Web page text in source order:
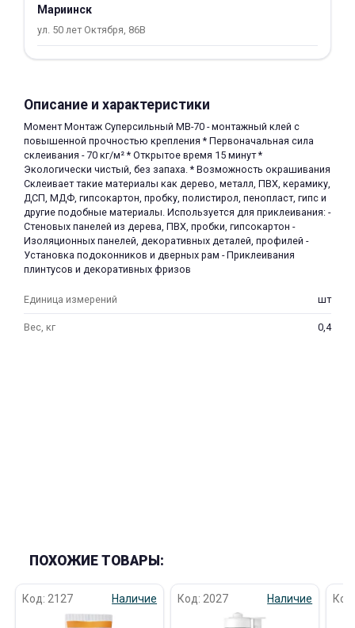
Мариинск
ул. 50 лет Октября, 86В
Описание и характеристики
Момент Монтаж Суперсильный МВ-70 - монтажный клей с
повышенной прочностью крепления * Первоначальная сила
склеивания - 70 кг/м² * Открытое время 15 минут *
Экологически чистый, без запаха. * Возможность окрашивания
Склеивает такие материалы как дерево, металл, ПВХ, керамику,
ДСП, МДФ, гипсокартон, пробку, полистирол, пенопласт, гипс и
другие подобные материалы. Используется для приклеивания: -
Стеновых панелей из дерева, ПВХ, пробки, гипсокартон -
Изоляционных панелей, декоративных деталей, профилей -
Установка подоконников и дверных рам - Приклеивания
плинтусов и декоративных фризов
Единица измерений шт
Вес, кг 0,4
ПОХОЖИЕ ТОВАРЫ:
Код: 2127 Наличие Код: 2027 Наличие